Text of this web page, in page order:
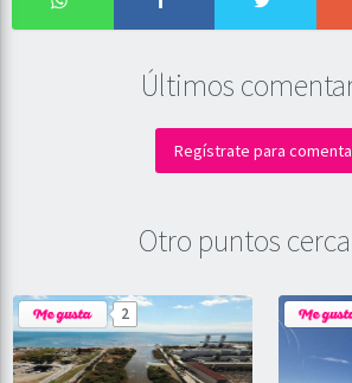
Últimos
Regístrate para
Otro puntos
2